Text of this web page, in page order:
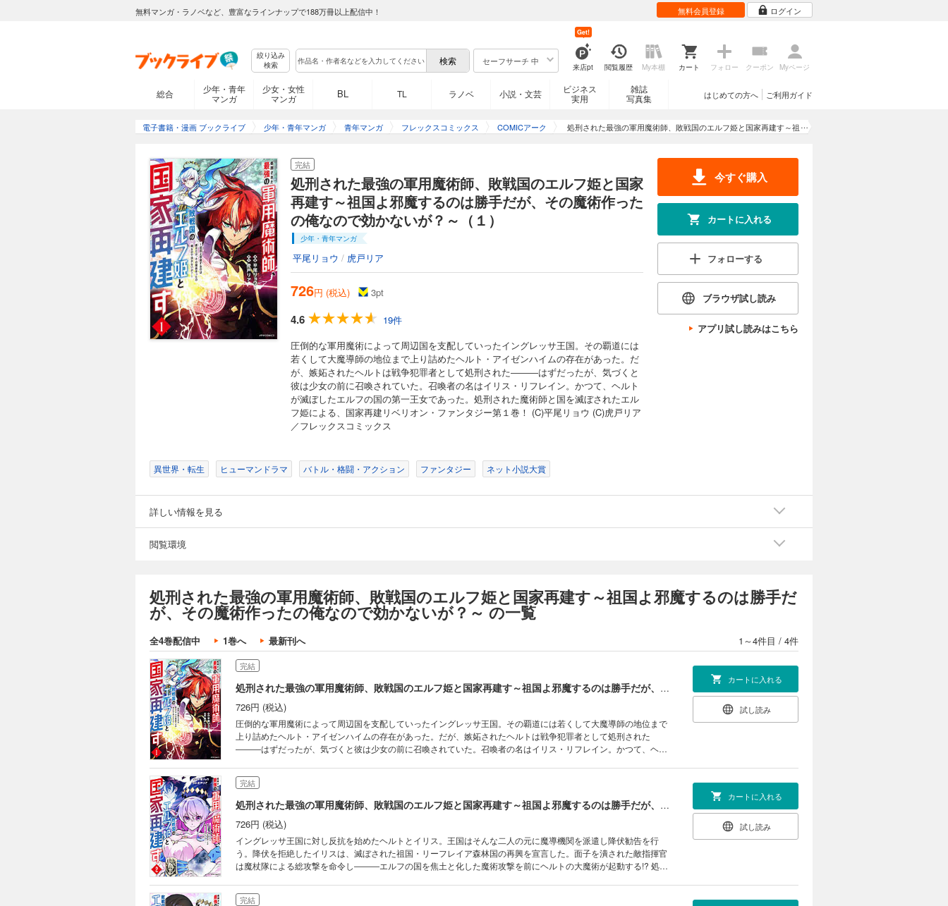
無料マンガ・ラノベなど、豊富なラインナップで188万冊以上配信中！ 無料会員登録 ログイン
絞り込み
検索
セーフサーチ 中
来店pt
Get!
閲覧履歴 My本棚 カート フォロー クーポン Myページ
総合
少年・青年
マンガ
少女・女性
マンガ
BL TL ラノベ 小説・文芸
ビジネス
実用
雑誌
写真集
ご利用ガイド
はじめての方へ
電子書籍・漫画 ブックライブ 少年・青年マンガ 青年マンガ フレックスコミックス COMICアーク
処刑された最強の軍用魔術師、敗戦国のエルフ姫と国家再建す～祖
が？～
完結
処刑された最強の軍用魔術師、敗戦国のエルフ姫と国家
再建す～祖国よ邪魔するのは勝手だが、その魔術作った
の俺なので効かないが？～（１）
少年・青年マンガ
平尾リョウ / 虎戸リア
726円 (税込) 3pt
4.6
19件
圧倒的な軍用魔術によって周辺国を支配していったイングレッサ王国。その覇道には
若くして大魔導師の地位まで上り詰めたヘルト・アイゼンハイムの存在があった。だ
が、嫉妬されたヘルトは戦争犯罪者として処刑された―――はずだったが、気づくと
彼は少女の前に召喚されていた。召喚者の名はイリス・リフレイン。かつて、ヘルト
が滅ぼしたエルフの国の第一王女であった。処刑された魔術師と国を滅ぼされたエル
フ姫による、国家再建リベリオン・ファンタジー第１巻！ (C)平尾リョウ (C)虎戸リア
／フレックスコミックス
今すぐ購入
カートに入れる
フォローする
ブラウザ試し読み
アプリ試し読みはこちら
異世界・転生 ヒューマンドラマ バトル・格闘・アクション ファンタジー ネット小説大賞
詳しい情報を見る
閲覧環境
処刑された最強の軍用魔術師、敗戦国のエルフ姫と国家再建す～祖国よ邪魔するのは勝手だ
が、その魔術作ったの俺なので効かないが？～ の一覧
全4巻配信中 1巻へ 最新刊へ 1～4件目 / 4件
完結
処刑された最強の軍用魔術師、敗戦国のエルフ姫と国家再建す～祖国よ邪魔するのは勝手だが、その魔術作ったの俺なので効かないが？～（１）
726円 (税込)
圧倒的な軍用魔術によって周辺国を支配していったイングレッサ王国。その覇道には若くして大魔導師の地位まで
上り詰めたヘルト・アイゼンハイムの存在があった。だが、嫉妬されたヘルトは戦争犯罪者として処刑された
―――はずだったが、気づくと彼は少女の前に召喚されていた。召喚者の名はイリス・リフレイン。かつて、ヘル
リオン・ファンタジー第１巻！ (C)平尾リョウ (C)虎戸リア／フレックスコミックス
カートに入れる
試し読み
完結
処刑された最強の軍用魔術師、敗戦国のエルフ姫と国家再建す～祖国よ邪魔するのは勝手だが、その魔術作ったの俺なので効かないが？～（２）
726円 (税込)
イングレッサ王国に対し反抗を始めたヘルトとイリス。王国はそんな二人の元に魔導機関を派遣し降伏勧告を行
う。降伏を拒絶したイリスは、滅ぼされた祖国・リーフレイア森林国の再興を宣言した。面子を潰された敵指揮官
は魔杖隊による総攻撃を命令し―――エルフの国を焦土と化した魔術攻撃を前にヘルトの大魔術が起動する!? 処刑
戸リア／フレックスコミックス
カートに入れる
試し読み
完結